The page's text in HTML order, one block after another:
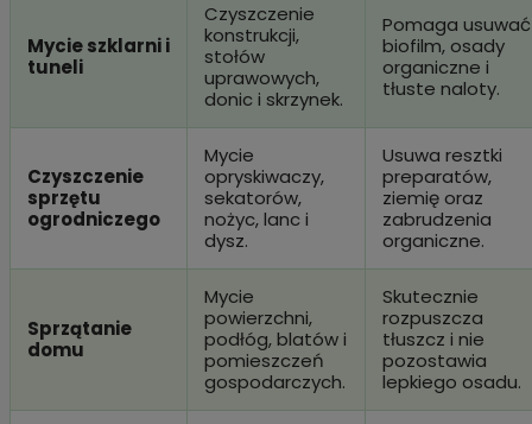
Mycie szklarni i
tuneli
Czyszczenie
konstrukcji,
stołów
uprawowych,
donic i skrzynek.
Pomaga usuwać
biofilm, osady
organiczne i
tłuste naloty.
Czyszczenie
sprzętu
ogrodniczego
Mycie
opryskiwaczy,
sekatorów,
nożyc, lanc i
dysz.
Usuwa resztki
preparatów,
ziemię oraz
zabrudzenia
organiczne.
Sprzątanie
domu
Mycie
powierzchni,
podłóg, blatów i
pomieszczeń
gospodarczych.
Skutecznie
rozpuszcza
tłuszcz i nie
pozostawia
lepkiego osadu.